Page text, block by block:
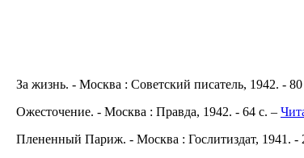
За жизнь. - Москва : Советский писатель, 1942. - 80
Ожесточение. - Москва : Правда, 1942. - 64 с. –
Плененный Париж. - Москва : Гослитиздат, 1941. -